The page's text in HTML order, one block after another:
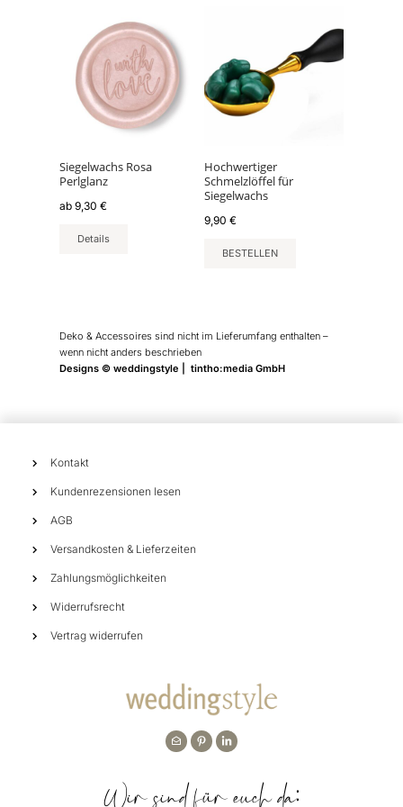
Siegelwachs Rosa
Perlglanz
ab 9,30 €
Details
Produkt
weist
mehrere
Varianten
können
auf
der
gewählt
Hochwertiger
Schmelzlöffel für
Siegelwachs
9,90€
BESTELLEN
Deko & Accessoires sind nicht im Lieferumfang enthalten –
wenn nicht anders beschrieben
Designs © weddingstyle | tintho:media GmbH
Kontakt
Kundenrezensionen lesen
AGB
Versandkosten & Lieferzeiten
Zahlungsmöglichkeiten
Widerrufsrecht
Vertrag widerrufen
Wir sind für euch da: